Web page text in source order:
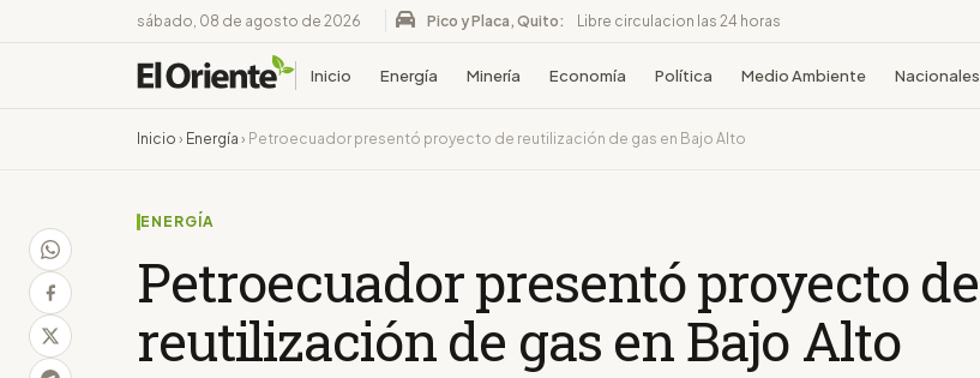
sábado, 08 de agosto de 2026 Pico y Placa, Quito: Libre circulacion las 24 horas
Inicio Energía Minería Economía Política Medio Ambiente Nacionales
Inicio › Energía › Petroecuador presentó proyecto de reutilización de gas en Bajo Alto
ENERGÍA
Petroecuador presentó proyecto de
reutilización de gas en Bajo Alto